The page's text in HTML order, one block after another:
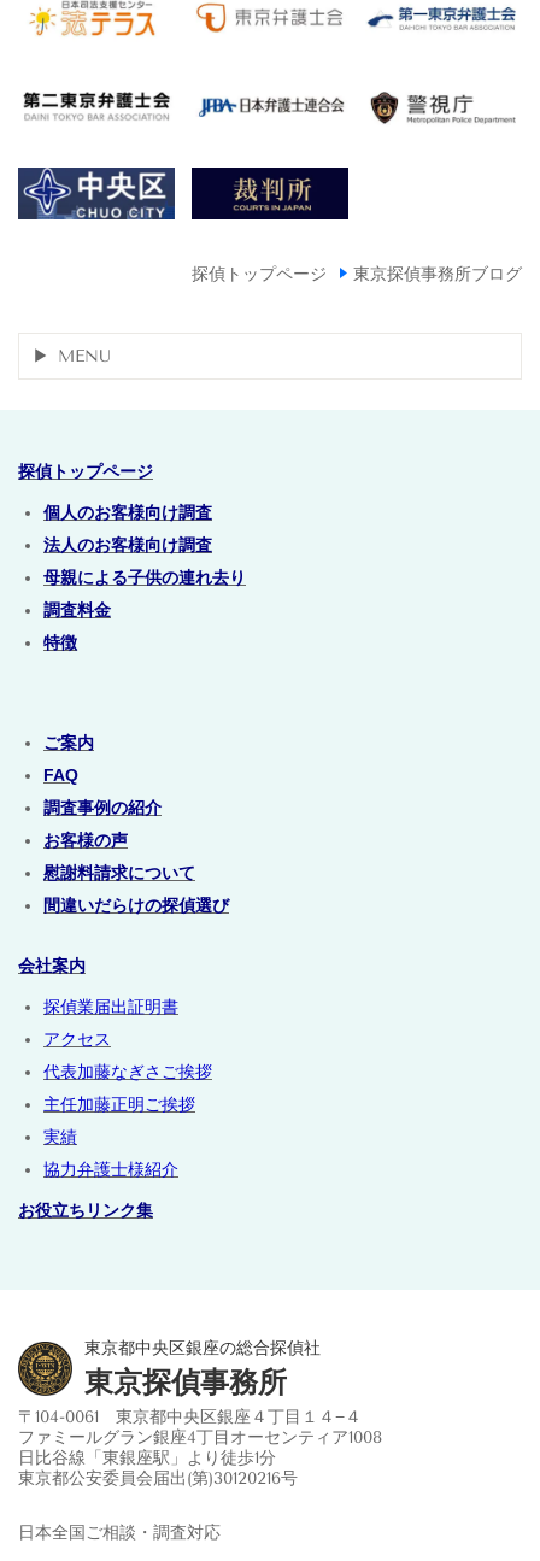
探偵トップページ 東京探偵事務所ブログ
MENU
探偵トップページ
個人のお客様向け調査
法人のお客様向け調査
母親による子供の連れ去り
調査料金
特徴
ご案内
FAQ
調査事例の紹介
お客様の声
慰謝料請求について
間違いだらけの探偵選び
会社案内
探偵業届出証明書
アクセス
代表加藤なぎさご挨拶
主任加藤正明ご挨拶
実績
協力弁護士様紹介
お役立ちリンク集
東京都中央区銀座の総合探偵社
東京探偵事務所
〒104-0061 東京都中央区銀座４丁目１４−４
ファミールグラン銀座4丁目オーセンティア1008
日比谷線「東銀座駅」より徒歩1分
東京都公安委員会届出(第)30120216号
日本全国ご相談・調査対応